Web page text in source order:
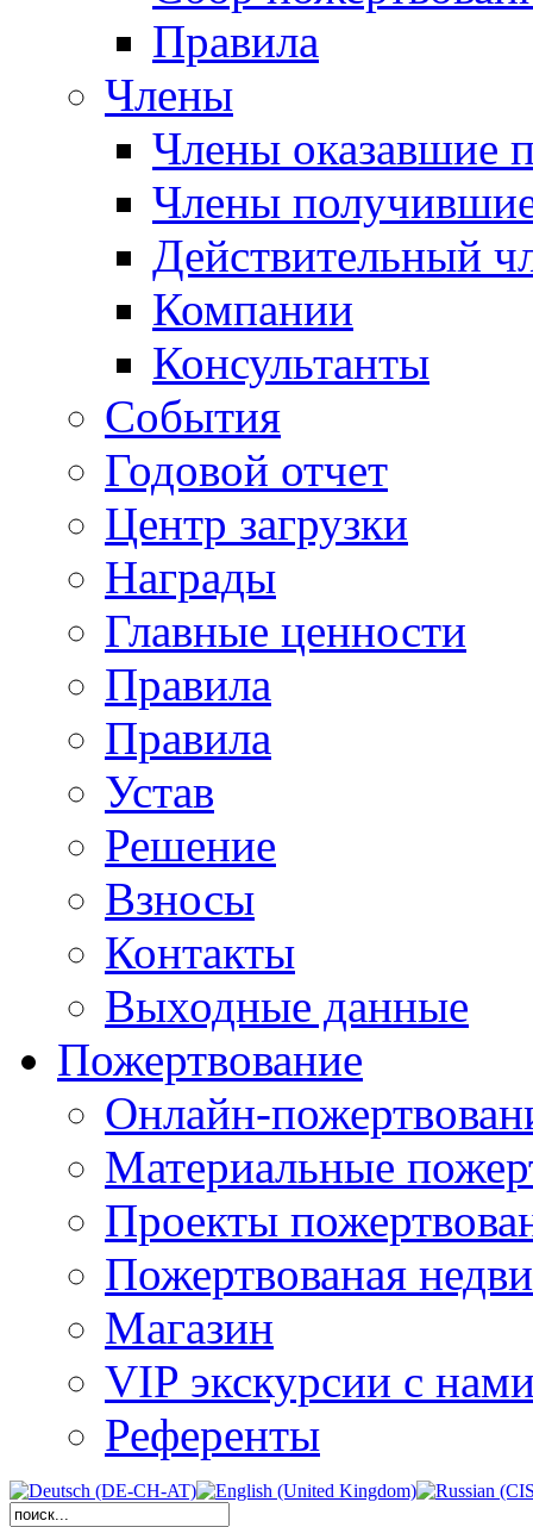
Правила
Члены
Члены оказавшие
Члены
Действительный
Компании
Консультанты
События
Годовой отчет
Центр загрузки
Награды
Главные ценности
Правила
Правила
Устав
Решение
Взносы
Контакты
Выходные данные
Пожертвование
Онлайн-
Материальные
Проекты
Пожертвованая
Магазин
VIP экскурсии с
Референты